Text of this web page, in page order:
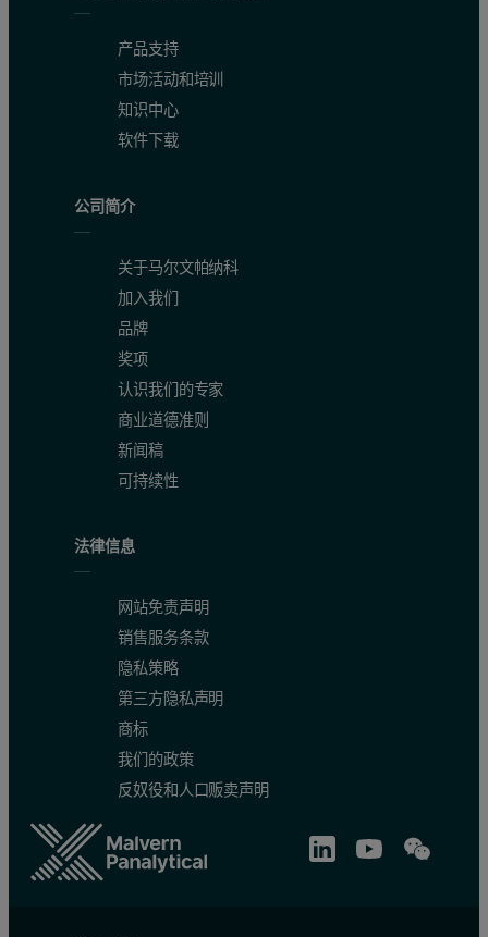
产品支持
市场活动和培训
知识中心
软件下载
公司简介
关于马尔文帕纳科
加入我们
品牌
奖项
认识我们的专家
商业道德准则
新闻稿
可持续性
法律信息
网站免责声明
销售服务条款
隐私策略
第三方隐私声明
商标
我们的政策
反奴役和人口贩卖声明